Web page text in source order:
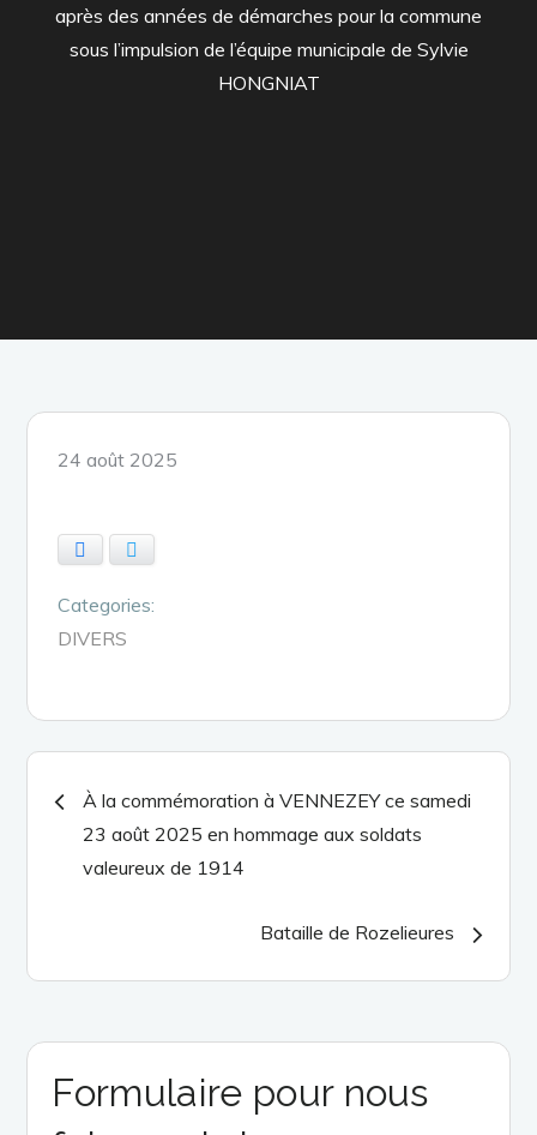
après des années de démarches pour la commune
sous l’impulsion de l’équipe municipale de Sylvie
HONGNIAT
Posted
24 août 2025
Categories:
DIVERS
Navigation
de
À la commémoration à VENNEZEY ce samedi
23 août 2025 en hommage aux soldats
valeureux de 1914
Bataille de Rozelieures
Formulaire pour nous